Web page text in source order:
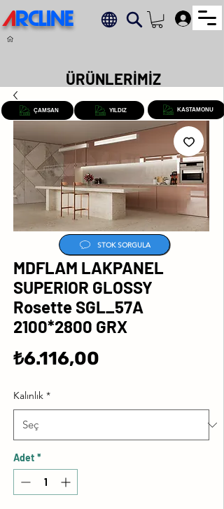
ARCLINE
MDFLAM LAKPANEL
SUPERIOR GLOSSY
Rosette SGL_57A
2100*2800 GRX
₺6.116,00
Kalınlık *
Adet *
ÇAMSAN YILDIZ KASTAMONU
STOK SORGULA
ÜRÜNLERİMİZ